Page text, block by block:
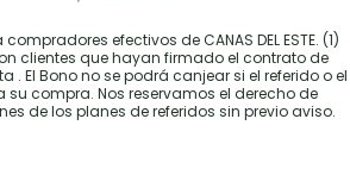
efectivos de CANAS DEL ESTE. (1)
clientes que hayan firmado el contrato de
. El Bono no se podrá canjear si el referido o el
su compra. Nos reservamos el derecho de
de los planes de referidos sin previo aviso.